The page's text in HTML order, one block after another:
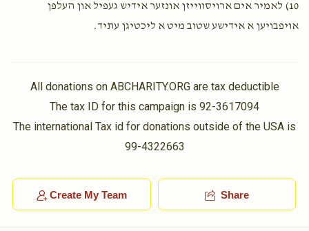
10) לאמיר אים ארויסווייזן אונזער אידיש געפיל און העלפן
אויפבויען א אידישע שטוב מיט א ליכטיגן עתיד.
All donations on ABCHARITY.ORG are tax deductible
The tax ID for this campaign is 92-3617094
The international Tax id for donations outside of the USA is
99-4322663
Create My Team Share